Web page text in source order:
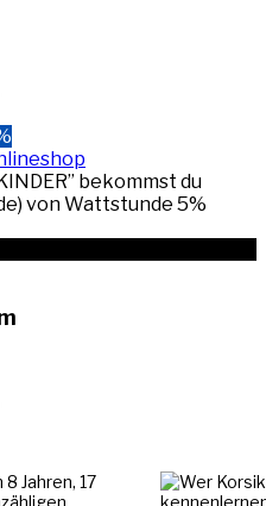
bekommst du
von Wattstunde 5%